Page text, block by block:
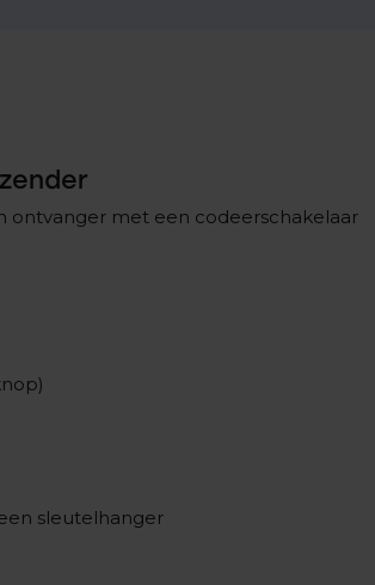
ontvanger met een codeerschakelaar
sleutelhanger